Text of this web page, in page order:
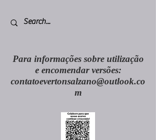
Para informações sobre utilização
e encomendar versões:
contatoevertonsalzano@outlook.co
m